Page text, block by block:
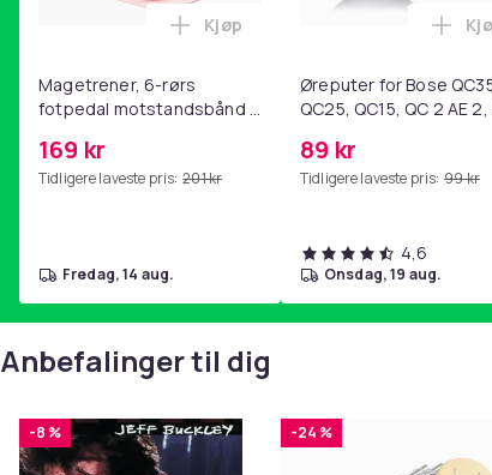
Produktsikkerhetsinformasjon
Magetrener, 6-rørs
fotpedal motstandsbånd -
yoga og
hjemmegymnastikk Pink
169 kr
Tidligere laveste pris: 201 kr
Legg Magetrener, 6-rørs
Kjøp
fredag, 14 aug.
Øreputer for Bose
QC25, QC15, QC 2 AE 2,
SoundLink Black
89 kr
Tidligere laveste pris: 99 kr
4,6
onsdag, 19 aug.
Anbefalinger til dig
-8 % -24 %